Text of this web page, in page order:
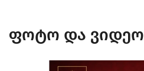
ფოტო და ვიდეო